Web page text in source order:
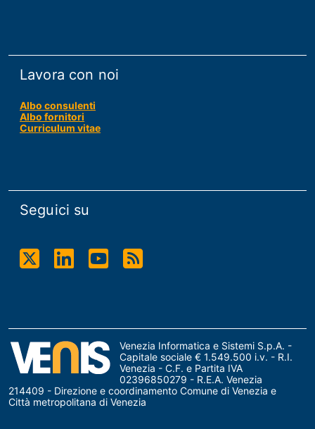
Lavora con noi
Albo consulenti
Albo fornitori
Curriculum vitae
Seguici su
TwitterLinkdinYoutube
Venezia Informatica e Sistemi S.p.A. -
Capitale sociale € 1.549.500 i.v. - R.I.
Venezia - C.F. e Partita IVA
02396850279 - R.E.A. Venezia
214409 - Direzione e coordinamento Comune di Venezia e
Città metropolitana di Venezia